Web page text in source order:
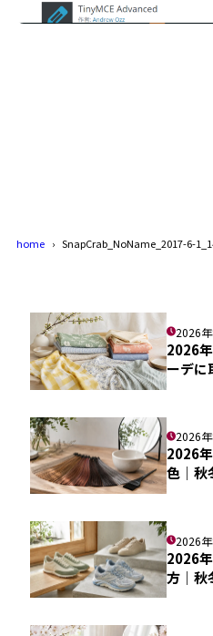
home SnapCrab_NoName_2017-6-
2026
2026
ーデに
2026
2026
色｜秋
2026
2026
方｜秋